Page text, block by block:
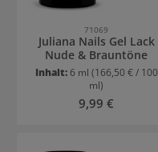
71069
Juliana Nails Gel Lack
Nude & Brauntöne
Inhalt: 6 ml (166,50 € / 100
ml)
Regulärer Preis:
9,99 €